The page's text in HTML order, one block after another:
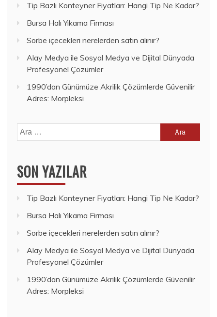
Tip Bazlı Konteyner Fiyatları: Hangi Tip Ne Kadar?
Bursa Halı Yıkama Firması
Sorbe içecekleri nerelerden satın alınır?
Alay Medya ile Sosyal Medya ve Dijital Dünyada
Profesyonel Çözümler
1990’dan Günümüze Akrilik Çözümlerde Güvenilir
Adres: Morpleksi
Arama:
SON YAZILAR
Tip Bazlı Konteyner Fiyatları: Hangi Tip Ne Kadar?
Bursa Halı Yıkama Firması
Sorbe içecekleri nerelerden satın alınır?
Alay Medya ile Sosyal Medya ve Dijital Dünyada
Profesyonel Çözümler
1990’dan Günümüze Akrilik Çözümlerde Güvenilir
Adres: Morpleksi